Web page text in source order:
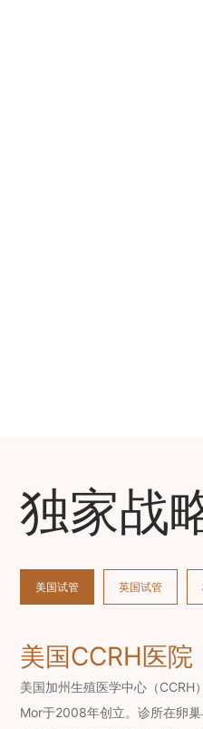
独家战
美国CCRH医院
美国加州生殖医学中心（CCRH
Mor于2008年创立。诊所在卵
美国试管 英国试管